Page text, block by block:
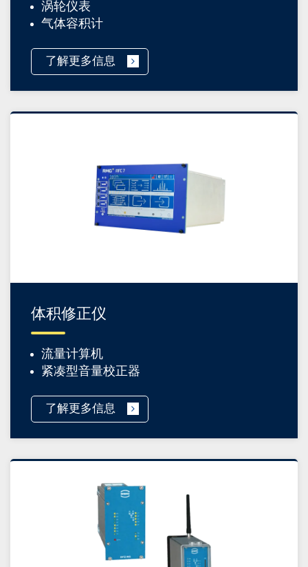
涡轮仪表
气体容积计
了解更多信息
体积修正仪
流量计算机
紧凑型音量校正器
了解更多信息